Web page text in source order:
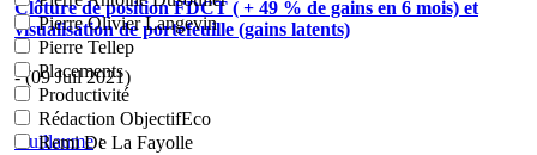
Pierre Olivier Langevin
Pierre Tellep
Placements
Productivité
Rédaction ObjectifEco
Remi De La Fayolle
Clôture de position FDCT ( + 49 % de gains en 6 mois) et
visualisation de portefeuille (gains latents)
- (09 Juil 2021)
Guillaume: